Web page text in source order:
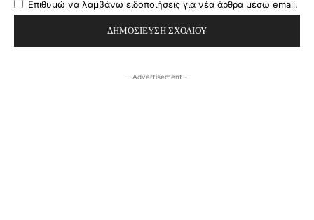
Επιθυμώ να λαμβάνω ειδοποιήσεις για νέα άρθρα μέσω email.
- Advertisement -